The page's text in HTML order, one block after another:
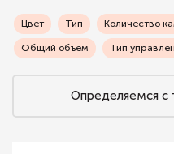
Цвет Тип Количество
Общий объем Тип
Определяемся с